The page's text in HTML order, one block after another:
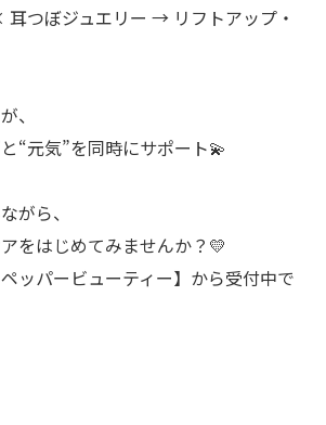
耳つぼジュエリー → リフトアップ・
、
“元気”を同時にサポート💫
がら、
をはじめてみませんか？💛
ッパービューティー】から受付中で